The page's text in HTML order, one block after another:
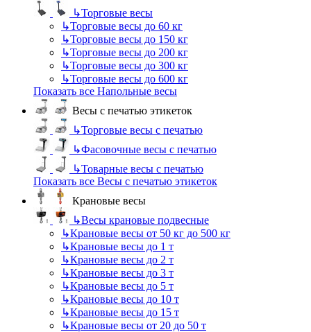
↳Торговые весы
↳Торговые весы до 60 кг
↳Торговые весы до 150 кг
↳Торговые весы до 200 кг
↳Торговые весы до 300 кг
↳Торговые весы до 600 кг
Показать все Напольные весы
Весы с печатью этикеток
↳Торговые весы с печатью
↳Фасовочные весы с печатью
↳Товарные весы с печатью
Показать все Весы с печатью этикеток
Крановые весы
↳Весы крановые подвесные
↳Крановые весы от 50 кг до 500 кг
↳Крановые весы до 1 т
↳Крановые весы до 2 т
↳Крановые весы до 3 т
↳Крановые весы до 5 т
↳Крановые весы до 10 т
↳Крановые весы до 15 т
↳Крановые весы от 20 до 50 т